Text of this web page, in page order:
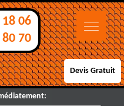
06
70
Devis Gratuit